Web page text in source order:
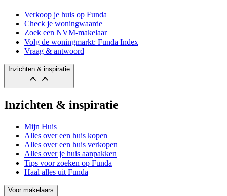
Verkoop je huis op Funda
Check je woningwaarde
Zoek een NVM-makelaar
Volg de woningmarkt: Funda Index
Vraag & antwoord
Inzichten & inspiratie
Inzichten & inspiratie
Mijn Huis
Alles over een huis kopen
Alles over een huis verkopen
Alles over je huis aanpakken
Tips voor zoeken op Funda
Haal alles uit Funda
Voor makelaars